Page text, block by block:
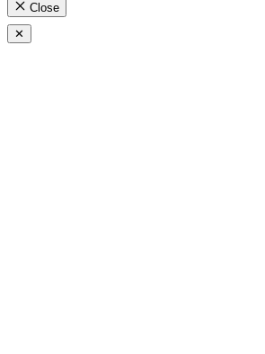
Close
✕